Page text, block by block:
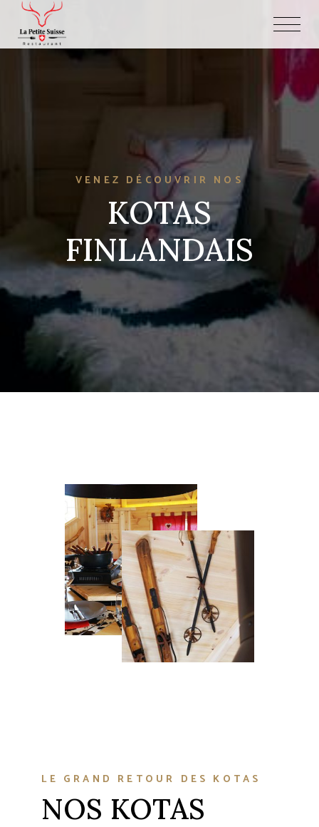
VENEZ DÉCOUVRIR NOS
KOTAS
FINLANDAIS
LE GRAND RETOUR DES KOTAS
NOS KOTAS